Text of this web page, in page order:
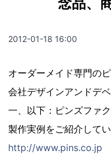
2012-01-18 16:00
オーダーメイド専門の
会社デザインアンドデ
一、以下：ピンズファ
製作実例をご紹介してい
http://www.pins.co.jp